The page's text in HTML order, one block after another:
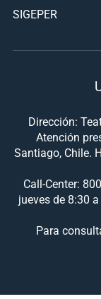
SIGEPER
Dirección:
Atención
Santiago, Chile.
Call-Center:
jueves de 8:30
Para